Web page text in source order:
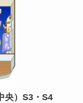
央）S3・S4